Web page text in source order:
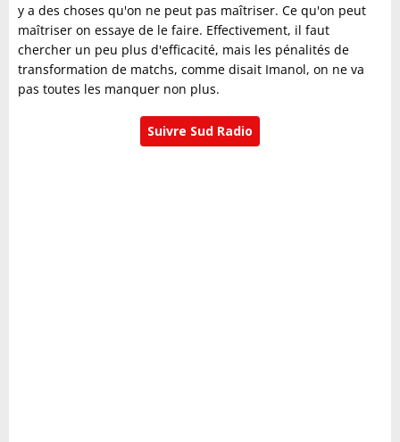
y a des choses qu'on ne peut pas maîtriser. Ce qu'on peut
maîtriser on essaye de le faire. Effectivement, il faut
chercher un peu plus d'efficacité, mais les pénalités de
transformation de matchs, comme disait Imanol, on ne va
pas toutes les manquer non plus.
Suivre Sud Radio